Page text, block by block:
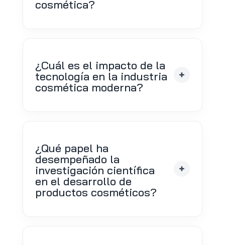
cosmética?
¿Cuál es el impacto de la
tecnología en la industria
cosmética moderna?
¿Qué papel ha
desempeñado la
investigación científica
en el desarrollo de
productos cosméticos?